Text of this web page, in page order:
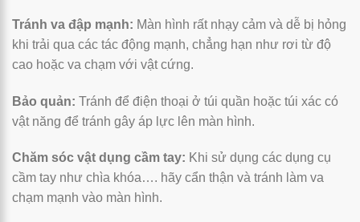
Tránh va đập mạnh: Màn hình rất nhạy cảm và dễ bị hỏng
khi trải qua các tác động mạnh, chẳng hạn như rơi từ độ
cao hoặc va chạm với vật cứng.
Bảo quản: Tránh để điện thoại ở túi quần hoặc túi xác có
vật năng để tránh gây áp lực lên màn hình.
Chăm sóc vật dụng cầm tay: Khi sử dụng các dụng cụ
cầm tay như chìa khóa…. hãy cẩn thận và tránh làm va
chạm mạnh vào màn hình.